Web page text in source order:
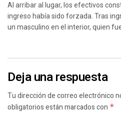
Al arribar al lugar, los efectivos
ingreso había sido forzada. Tras
un masculino en el interior, quien
Deja una respuesta
Tu dirección de correo electrónico
obligatorios están marcados con *